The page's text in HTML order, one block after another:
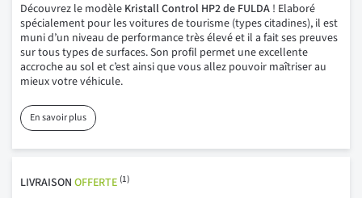
Découvrez le modèle Kristall Control HP2 de FULDA ! Elaboré
spécialement pour les voitures de tourisme (types citadines), il est
muni d’un niveau de performance très élevé et il a fait ses preuves
sur tous types de surfaces. Son profil permet une excellente
accroche au sol et c’est ainsi que vous allez pouvoir maîtriser au
mieux votre véhicule.
En savoir plus
LIVRAISON OFFERTE (1)